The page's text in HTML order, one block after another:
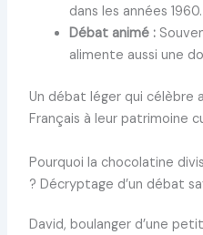
dans les années 1960.
Débat animé :
alimente aussi une
Un débat léger qui célèbre
Français à leur patrimoine
Pourquoi la chocolatine
? Décryptage d’un débat
David, boulanger d’une